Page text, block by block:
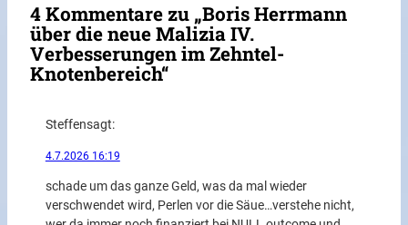
4 Kommentare zu „Boris Herrmann
über die neue Malizia IV.
Verbesserungen im Zehntel-
Knotenbereich“
Steffensagt:
4.7.2026 16:19
schade um das ganze Geld, was da mal wieder
verschwendet wird, Perlen vor die Säue…verstehe nicht,